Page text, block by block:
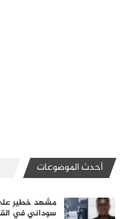
أحدث الموضوعات
مشهد خطير
سوداني في